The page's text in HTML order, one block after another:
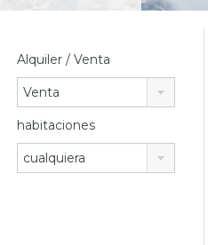
Alquiler / Venta
Venta
habitaciones
cualquiera